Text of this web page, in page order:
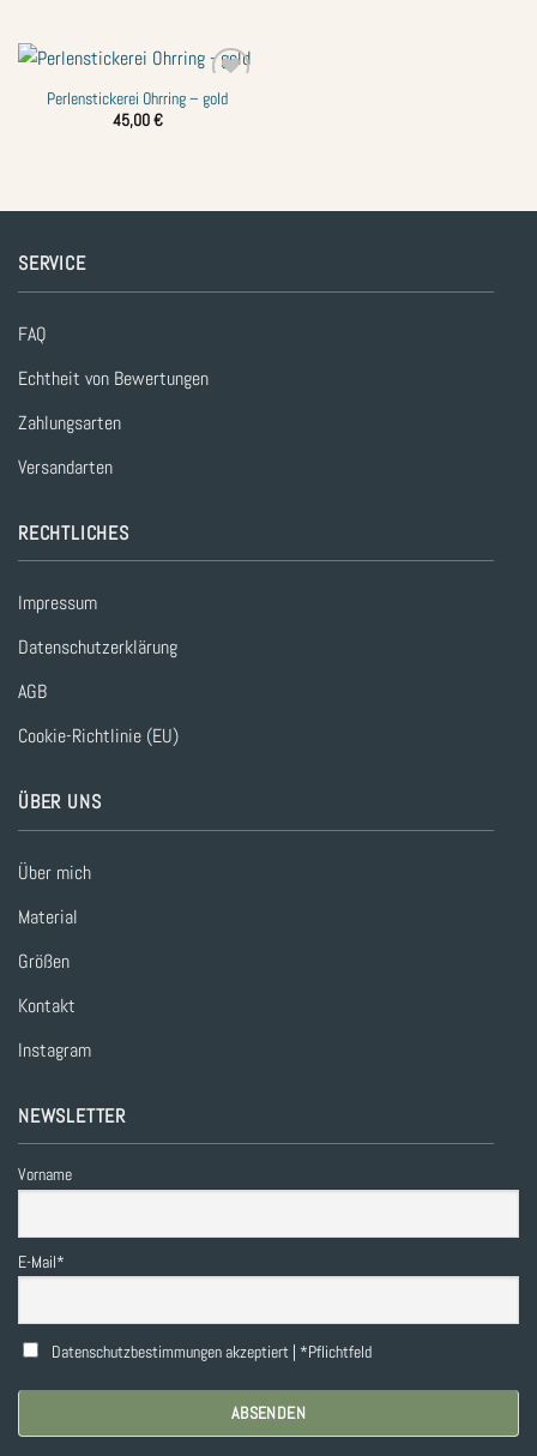
Zur
Perlenstickerei Ohrring – gold
45,00€
SERVICE
FAQ
Echtheit von Bewertungen
Zahlungsarten
Versandarten
RECHTLICHES
Impressum
Datenschutzerklärung
AGB
Cookie-Richtlinie (EU)
ÜBER UNS
Über mich
Material
Größen
Kontakt
Instagram
NEWSLETTER
Vorname
E-Mail*
Datenschutzbestimmungen akzeptiert | *Pflichtfeld